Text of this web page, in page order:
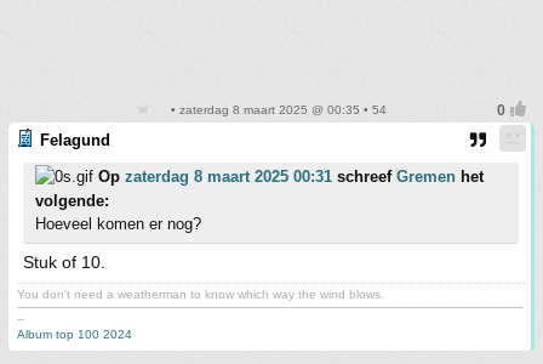
• zaterdag 8 maart 2025 @ 00:35 • 54
Felagund
Op zaterdag 8 maart 2025 00:31 schreef Gremen het
volgende:
Hoeveel komen er nog?
Stuk of 10.
You don't need a weatherman to know which way the wind blows.
-------------------------------------------------------------------------------------------------------------------------------------------
--
Album top 100 2024